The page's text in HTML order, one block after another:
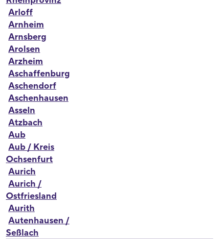
Arloff
Arnheim
Arnsberg
Arolsen
Arzheim
Aschaffenburg
Aschendorf
Aschenhausen
Asseln
Atzbach
Aub
Aub / Kreis
Ochsenfurt
Aurich
Aurich /
Ostfriesland
Aurith
Autenhausen /
Seßlach